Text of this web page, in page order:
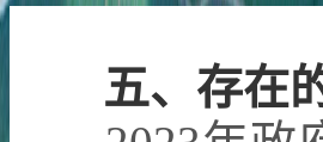
五、 存在